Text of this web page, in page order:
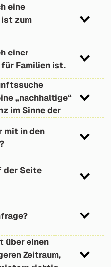
bit.ly/2mgxa3x
welche sich in einer
Sie bestens auf
eine
zum
welche sich auf
haben.
einer
Familien ist.
bit.ly/31nfjqE
sich auf einen
haben.
„nachhaltige“
im Sinne der
„Naturspezialisten“
Sie selbst: >>
mit in den
oder Katzen). Hier der
welche Haustiere
hier komplett auf
Katzen eingestellt.
der Seite
sind durch einen
wird eine Anfrage an bis
(nach Wahl oder
über einen
Zeitraum,